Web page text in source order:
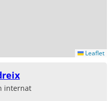
Leaflet
internat